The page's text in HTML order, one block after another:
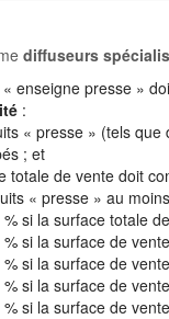
diffuseurs
enseigne presse »
:
« presse » (tels que
; et
totale de vente doit
« presse » au
% si la surface totale
% si la surface de
% si la surface de
% si la surface de
% si la surface de